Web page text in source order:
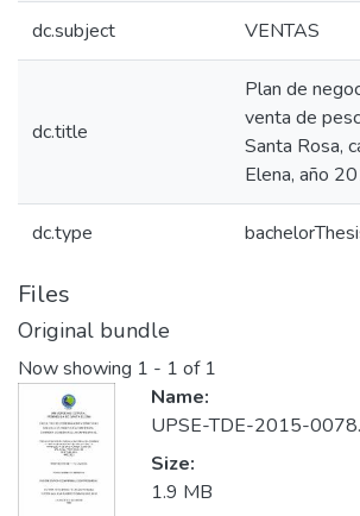
dc.subject VENTAS
dc.title
Plan de
venta de
Santa Rosa,
Elena, año
dc.type
Files
Original bundle
Now showing 1 - 1 of 1
Name:
UPSE-TDE-2015-
Size:
1.9 MB